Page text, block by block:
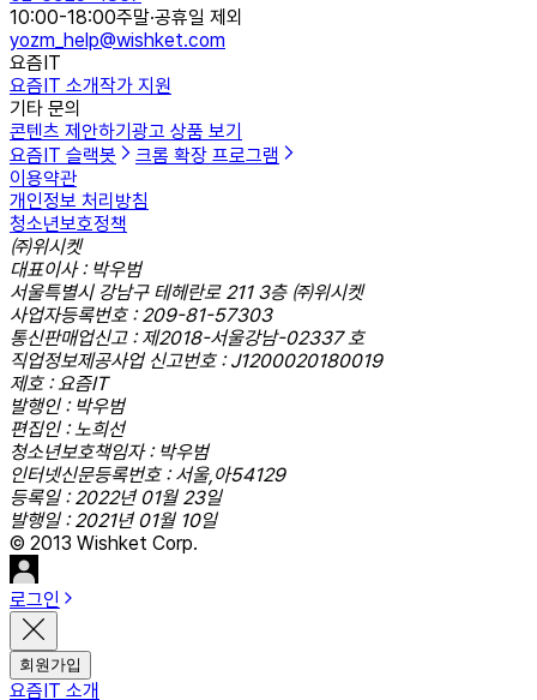
10:00-18:00주말·공휴일 제외
yozm_help@wishket.com
요즘IT
요즘IT 소개작가 지원
기타 문의
콘텐츠 제안하기 광고 상품 보기
요즘IT 슬랙봇
크롬 확장 프로그램
이용약관
개인정보 처리방침
청소년보호정책
㈜위시켓
대표이사 : 박우범
서울특별시 강남구 테헤란로 211 3층 ㈜위시켓
사업자등록번호 : 209-81-57303
통신판매업신고 : 제2018-서울강남-02337 호
직업정보제공사업 신고번호 : J1200020180019
제호 : 요즘IT
발행인 : 박우범
편집인 : 노희선
청소년보호책임자 : 박우범
인터넷신문등록번호 : 서울,아54129
등록일 : 2022년 01월 23일
발행일 : 2021년 01월 10일
© 2013 Wishket Corp.
로그인
회원가입
요즘IT 소개